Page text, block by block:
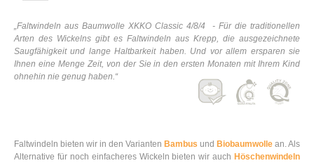
„Faltwindeln aus Baumwolle XKKO Classic 4/8/4 - Für die traditionellen
Arten des Wickelns gibt es Faltwindeln aus Krepp, die ausgezeichnete
Saugfähigkeit und lange Haltbarkeit haben. Und vor allem ersparen sie
Ihnen eine Menge Zeit, von der Sie in den ersten Monaten mit Ihrem Kind
ohnehin nie genug haben.“
Faltwindeln bieten wir in den Varianten Bambus und Biobaumwolle an. Als
Alternative für noch einfacheres Wickeln bieten wir auch Höschenwindeln